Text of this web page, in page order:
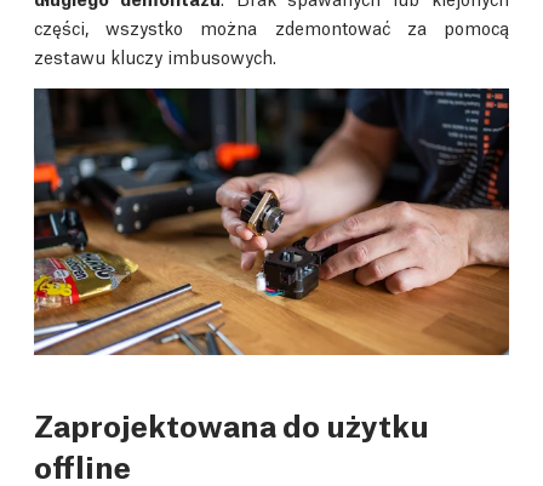
części, wszystko można zdemontować za pomocą
zestawu kluczy imbusowych.
Zaprojektowana do użytku
offline